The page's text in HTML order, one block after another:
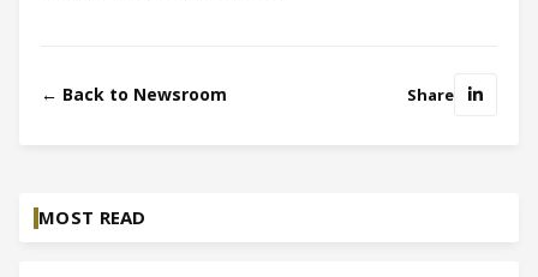
← Back to Newsroom Share
MOST READ